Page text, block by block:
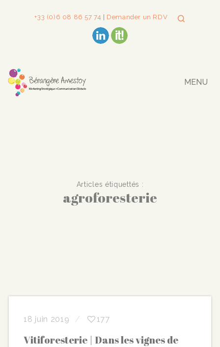
+33 (0)6 08 86 57 74 Demander un RDV
MENU
Articles étiquettés :
agroforesterie
18 juin 2019 177
Vitiforesterie | Dans les vignes de